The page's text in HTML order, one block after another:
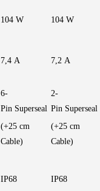
104 W 104 W
7,4 A 7,2 A
6-
Pin Superseal
2-
Pin Superseal
(+25 cm
Cable)
(+25 cm
Cable)
IP68 IP68